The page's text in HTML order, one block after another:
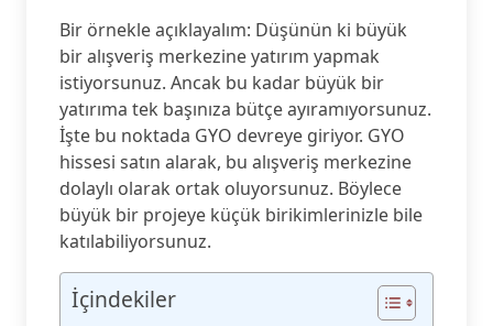
Bir örnekle açıklayalım: Düşünün ki büyük
bir alışveriş merkezine yatırım yapmak
istiyorsunuz. Ancak bu kadar büyük bir
yatırıma tek başınıza bütçe ayıramıyorsunuz.
İşte bu noktada GYO devreye giriyor. GYO
hissesi satın alarak, bu alışveriş merkezine
dolaylı olarak ortak oluyorsunuz. Böylece
büyük bir projeye küçük birikimlerinizle bile
katılabiliyorsunuz.
İçindekiler